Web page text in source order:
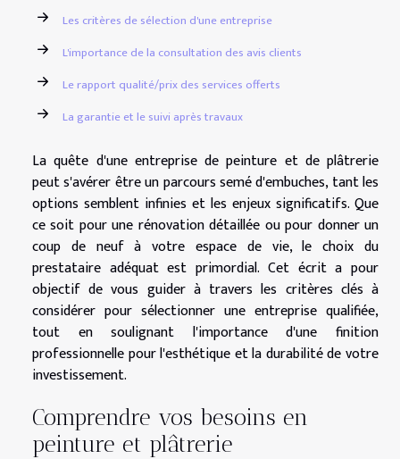
Les critères de sélection d'une entreprise
L'importance de la consultation des avis clients
Le rapport qualité/prix des services offerts
La garantie et le suivi après travaux
La quête d'une entreprise de peinture et de plâtrerie
peut s'avérer être un parcours semé d'embuches, tant les
options semblent infinies et les enjeux significatifs. Que
ce soit pour une rénovation détaillée ou pour donner un
coup de neuf à votre espace de vie, le choix du
prestataire adéquat est primordial. Cet écrit a pour
objectif de vous guider à travers les critères clés à
considérer pour sélectionner une entreprise qualifiée,
tout en soulignant l'importance d'une finition
professionnelle pour l'esthétique et la durabilité de votre
investissement.
Comprendre vos besoins en
peinture et plâtrerie